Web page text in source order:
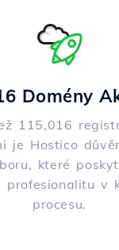
Domény
115,016
je Hostico
které
profesionalitu v
procesu.